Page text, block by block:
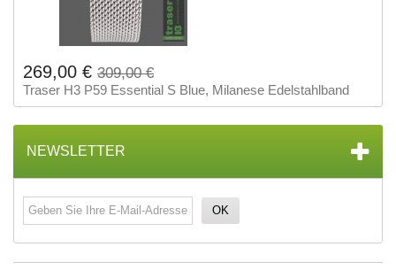
269,00 € 309,00 €
Traser H3 P59 Essential S Blue, Milanese Edelstahlband
NEWSLETTER
OK